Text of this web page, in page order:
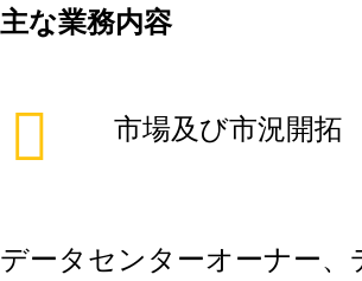
主な業務内容
市場及び市況開拓
データセンターオーナー、